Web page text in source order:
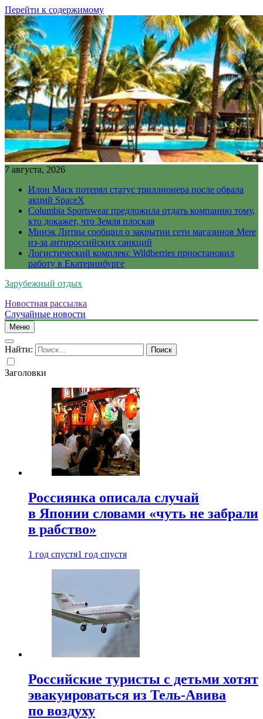
Перейти к содержимому
7 августа, 2026
Илон Маск потерял статус триллионера после обвала
акций SpaceX
Columbia Sportswear предложила отдать компанию тому,
кто докажет, что Земля плоская
Минэк Литвы сообщил о закрытии сети магазинов Mere
из-за антироссийских санкций
Логистический комплекс Wildberries приостановил
работу в Екатеринбурге
Зарубежный отдых
Новостная рассылка
Случайные новости
Меню
Найти:
Заголовки
Россиянка описала случай
в Японии словами «чуть не забрали
в рабство»
1 год спустя1 год спустя
Российские туристы с детьми хотят
эвакуироваться из Тель-Авива
по воздуху